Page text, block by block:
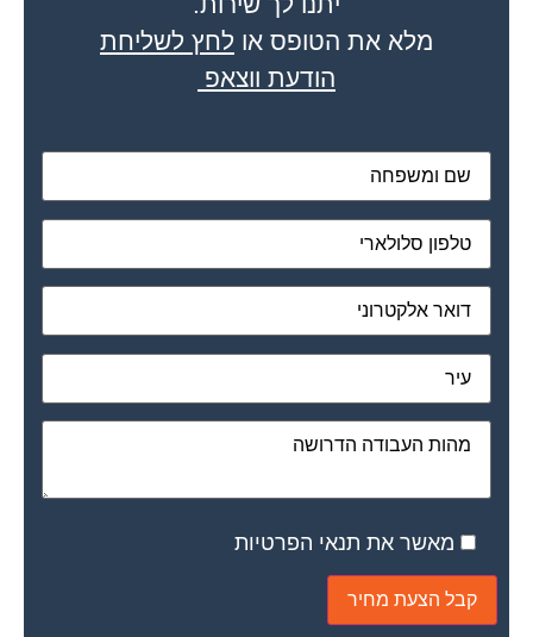
מלא את הטופס אולחץ לשליחת
הודעת ווצאפ